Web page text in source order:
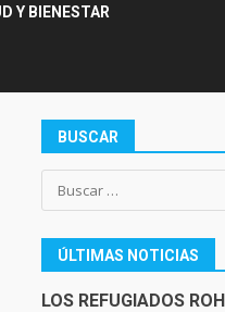
Y BIENESTAR
BUSCAR
Buscar:
ÚLTIMAS NOTICIAS
LOS REFUGIADOS